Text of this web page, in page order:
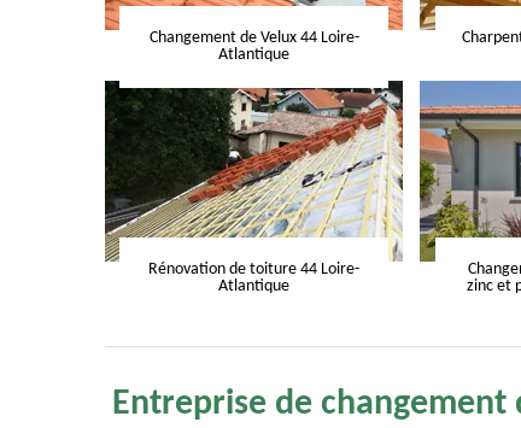
Changement de Velux 44 Loire-
Atlantique
Rénovation de toiture 44 Loire-
Atlantique
zinc et
Entreprise de changement